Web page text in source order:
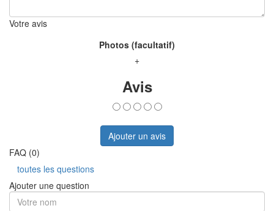
Votre avis
Photos (facultatif)
+
Avis
Ajouter un avis
FAQ (0)
toutes les questions
Ajouter une question